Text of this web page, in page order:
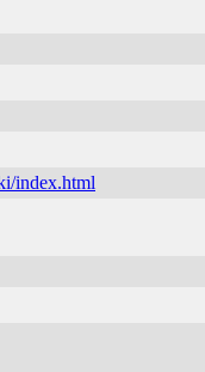
index.html